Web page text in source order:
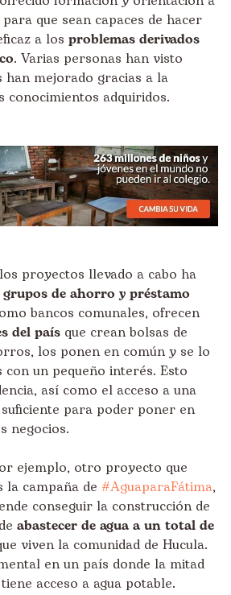
que sean capaces de hacer
a los problemas derivados
. Varias personas han visto
han mejorado gracias a la
conocimientos adquiridos.
proyectos llevado a cabo ha
grupos de ahorro y préstamo
bancos comunales, ofrecen
del país que crean bolsas de
los ponen en común y se lo
un pequeño interés. Esto
así como el acceso a una
para poder poner en
negocios.
ejemplo, otro proyecto que
la campaña de #AguaparaFátima,
conseguir la construcción de
abastecer de agua a un total de
viven la comunidad de Hucula.
en un país donde la mitad
acceso a agua potable.